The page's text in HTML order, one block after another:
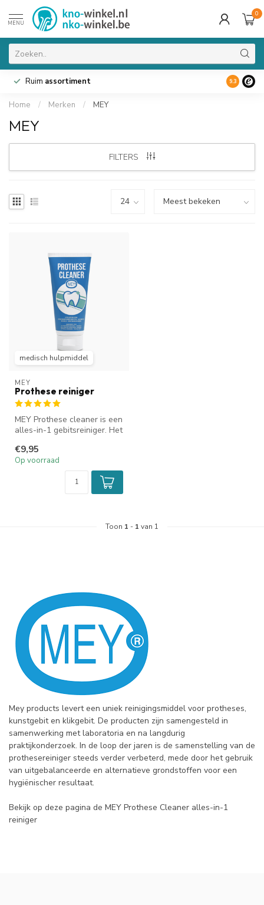
MENU
0
Ruim assortiment 9.3
Home / Merken / MEY
MEY
FILTERS
medisch hulpmiddel
MEY
Prothese reiniger
MEY Prothese cleaner is een
alles-in-1 gebitsreiniger. Het
€9,95
Op voorraad
Toon 1 - 1 van 1
Mey products levert een uniek reinigingsmiddel voor protheses,
kunstgebit en klikgebit. De producten zijn samengesteld in
samenwerking met laboratoria en na langdurig
praktijkonderzoek. In de loop der jaren is de samenstelling van de
prothesereiniger steeds verder verbeterd, mede door het gebruik
van uitgebalanceerde en alternatieve grondstoffen voor een
hygiënischer resultaat.
Bekijk op deze pagina de MEY Prothese Cleaner alles-in-1
reiniger